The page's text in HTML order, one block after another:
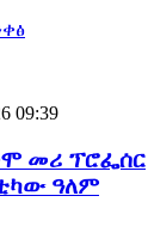
09:39
መሪ ፕሮፌሰር
ዓለም